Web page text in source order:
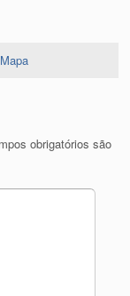
obrigatórios são